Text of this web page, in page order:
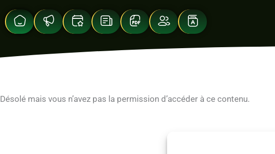
Désolé mais vous n’avez pas la permission d’accéder à ce contenu.